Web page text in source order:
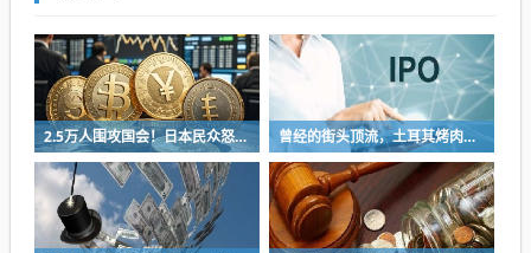
2.5万人围攻国会！日本民众怒了：让她下台！ 曾经的街头顶流，土耳其烤肉为什么消失了？